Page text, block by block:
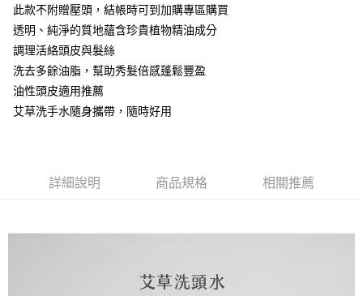
4.訂單成立30分鐘內，如未前往確認交易或遇審核未通過，訂單將自動取
法說明評估內容。
【繳款方式說明】
1.分期款項不併入電信帳單，「大哥付你分期」於每月結算日後寄送繳費提
醒簡訊。
2.透過簡訊連結打開帳單後，可選擇「超商條碼／台灣大直營門市／銀行轉
帳／街口支付／iPASS MONEY」等通路繳費。
買賣價金債權讓與本公司後，依約使用本公司帳單繳交帳款。
１．簡單：不需註冊會員、不需綁卡、不需儲值。
２．便利：只要手機號碼，簡訊認證，即可結帳。
【「AFTEE先享後付」結帳流程】
１．於結帳方式選擇「AFTEE先享後付」後，將跳轉至「AFTEE先享後付」
結帳頁面，進行簡訊認證並確認金額後，即可完成結帳。
２．訂單成立數日內，您將收到繳費通知簡訊。
後付繳納相關費用。
客戶支援中心」https://netprotections.freshdesk.com/support/home
１．透過由恩沛科技股份有限公司提供之「AFTEE先享後付」服務完成之交
易，需依本服務之必要範圍內提供個人資料，並將交易相關給付款項請求債
⭕超取僅提供付款後全家取貨
每筆NT$100，滿NT$1,000(含以上)免運費
❌未開放，選取系統將直接取消訂單❌
每筆NT$999
每筆NT$280，滿NT$3,000(含以上)免運費
此款不附贈壓頭，結帳時可到加購專區購買
透明、純淨的質地蘊含珍貴植物精油成分
調理活絡頭皮與髮絲
洗去多餘油脂，幫助秀髮倍感蓬鬆豐盈
油性頭皮適用推薦
艾草洗手水隨身攜帶，隨時好用
詳細說明 商品規格 相關推薦